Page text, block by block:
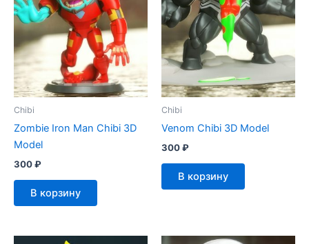
Chibi
Zombie Iron Man Chibi 3D
Model
300₽
В корзину
Chibi
Venom Chibi 3D Model
300₽
В корзину